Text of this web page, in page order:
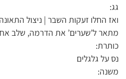
גג:
ואז החלו זעקות השבר | ניצול
מתאר ל’שערים’ את הדרמה, שלב
כותרת:
נס על גלגלים
משנה: